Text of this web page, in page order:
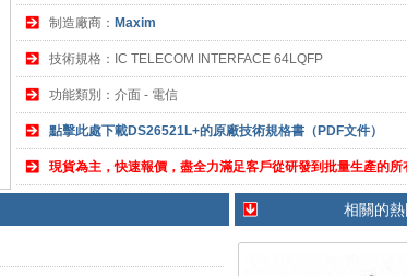
制造廠商： Maxim
技術規格：IC TELECOM INTERFACE 64LQFP
功能類別：介面 - 電信
點擊此處下載DS26521L+的原廠技術規格書（PDF文件）
現貨為主，快速報價，盡全力滿足客戶從研發到批量生產的所
相關的